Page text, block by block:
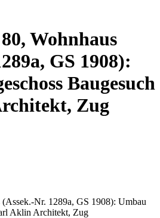
Wohnhaus
GS 1908):
Baugesuch
Zug
(Assek.-Nr. 1289a, GS 1908): Umbau
Aklin Architekt, Zug